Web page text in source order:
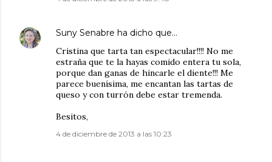
Suny Senabre ha dicho que…
Cristina que tarta tan espectacular!!!! No me
estraña que te la hayas comido entera tu sola,
porque dan ganas de hincarle el diente!!! Me
parece buenísima, me encantan las tartas de
queso y con turrón debe estar tremenda.
Besitos,
4 de diciembre de 2013 a las 10:23